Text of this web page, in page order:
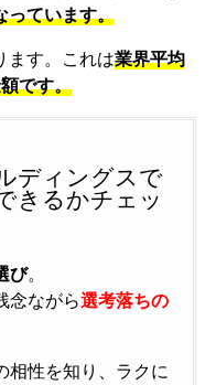
っています。
ます。これは業界平均
です。
ディングスで
きるかチェッ
び。
念ながら選考落ちの
相性を知り、ラクに